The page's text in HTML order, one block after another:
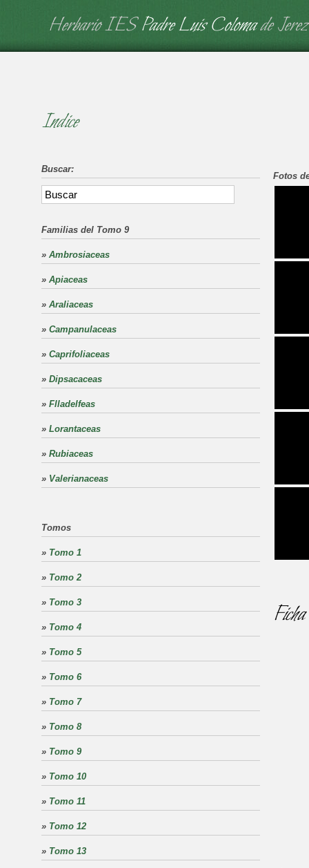
Herbario IES Padre Luis Colomade Jerez
Fotos
Indice
Buscar:
Familias del Tomo 9
» Ambrosiaceas
» Apiaceas
» Araliaceas
» Campanulaceas
» Caprifoliaceas
» Dipsacaceas
» Flladelfeas
» Lorantaceas
» Rubiaceas
» Valerianaceas
Tomos
» Tomo 1
» Tomo 2
» Tomo 3
» Tomo 4
» Tomo 5
» Tomo 6
» Tomo 7
» Tomo 8
» Tomo 9
» Tomo 10
» Tomo 11
» Tomo 12
» Tomo 13